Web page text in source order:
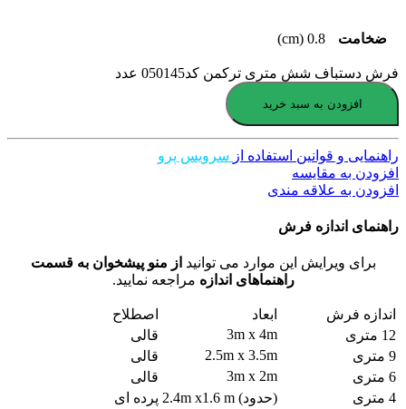
ضخامت 0.8 (cm)
فرش دستباف شش متری ترکمن کد050145 عدد
افزودن به سبد خرید
راهنمایی و قوانین استفاده از سرویس پرو
افزودن به مقایسه
افزودن به علاقه مندی
راهنمای اندازه فرش
برای ویرایش این موارد می توانید از منو پیشخوان به قسمت
راهنماهای اندازه مراجعه نمایید.
اندازه فرش ابعاد
اصطلاح
12 متری
3m x 4m
قالی
9 متری
2.5m x 3.5m
قالی
6 متری
3m x 2m
قالی
4 متری
(حدود) 2.4m x1.6 m
پرده ای